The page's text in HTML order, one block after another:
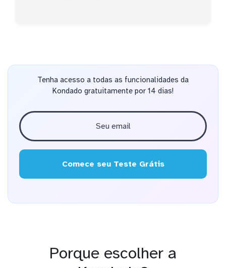
Tenha acesso a todas as funcionalidades da
Kondado gratuitamente por 14 dias!
Comece seu Teste Grátis
Porque escolher a